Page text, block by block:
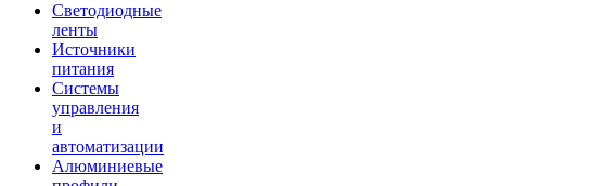
Светодиодные
ленты
Источники
питания
Системы
управления
и
автоматизации
Алюминиевые